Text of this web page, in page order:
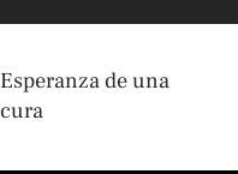
Esperanza de una
cura